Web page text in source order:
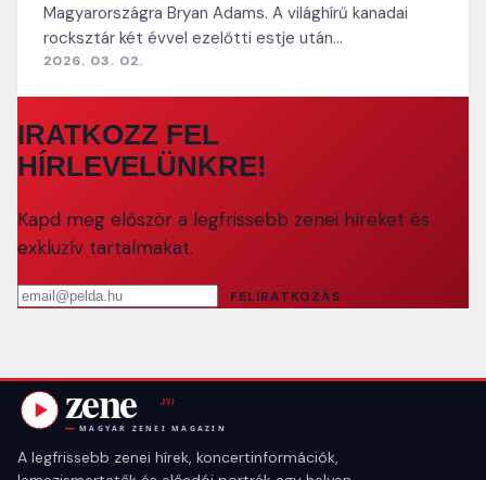
Magyarországra Bryan Adams. A világhírű kanadai
rocksztár két évvel ezelőtti estje után…
2026. 03. 02.
IRATKOZZ FEL
HÍRLEVELÜNKRE!
Kapd meg először a legfrissebb zenei híreket és
exkluzív tartalmakat.
Email cím
FELIRATKOZÁS
A legfrissebb zenei hírek, koncertinformációk,